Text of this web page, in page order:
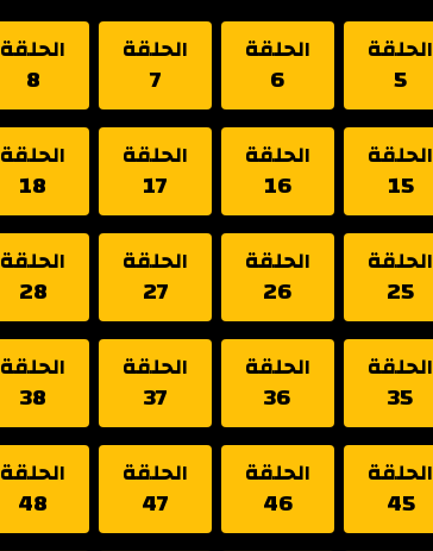
الحلقة
5
الحلقة
6
الحلقة
7
الحلقة
8
الحلقة
15
الحلقة
16
الحلقة
17
الحلقة
18
الحلقة
25
الحلقة
26
الحلقة
27
الحلقة
28
الحلقة
35
الحلقة
36
الحلقة
37
الحلقة
38
الحلقة
45
الحلقة
46
الحلقة
47
الحلقة
48